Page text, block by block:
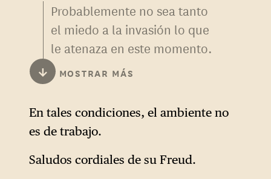
Probablemente no sea tanto
el miedo a la invasión lo que
le atenaza en este momento.
El asalto turco fue un ataque
militar contra un país. Lo que
se vislumbra en el horizonte
alemán, ahora teñido de
fascismo, es un asalto general
al pensamiento -y es
↓ MOSTRAR MÁS
En tales condiciones, el ambiente no
es de trabajo.
Saludos cordiales de su Freud.